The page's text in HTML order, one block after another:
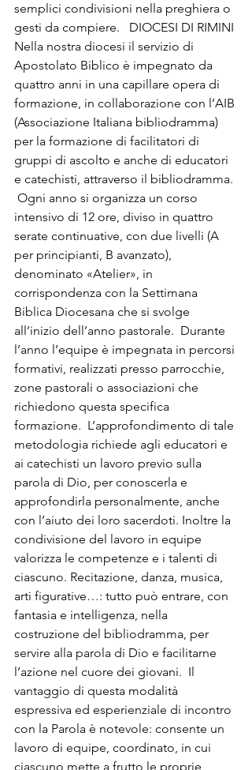
semplici condivisioni nella preghiera o
gesti da compiere.   DIOCESI DI RIMINI
Nella nostra diocesi il servizio di
Apostolato Biblico è impegnato da
quattro anni in una capillare opera di
formazione, in collaborazione con l’AIB
(Associazione Italiana bibliodramma)
per la formazione di facilitatori di
gruppi di ascolto e anche di educatori
e catechisti, attraverso il bibliodramma.
Ogni anno si organizza un corso
intensivo di 12 ore, diviso in quattro
serate continuative, con due livelli (A
per principianti, B avanzato),
denominato «Atelier», in
corrispondenza con la Settimana
Biblica Diocesana che si svolge
all’inizio dell’anno pastorale.  Durante
l’anno l’equipe è impegnata in percorsi
formativi, realizzati presso parrocchie,
zone pastorali o associazioni che
richiedono questa specifica
formazione.  L’approfondimento di tale
metodologia richiede agli educatori e
ai catechisti un lavoro previo sulla
parola di Dio, per conoscerla e
approfondirla personalmente, anche
con l’aiuto dei loro sacerdoti. Inoltre la
condivisione del lavoro in equipe
valorizza le competenze e i talenti di
ciascuno. Recitazione, danza, musica,
arti figurative…: tutto può entrare, con
fantasia e intelligenza, nella
costruzione del bibliodramma, per
servire alla parola di Dio e facilitarne
l’azione nel cuore dei giovani.  Il
vantaggio di questa modalità
espressiva ed esperienziale di incontro
con la Parola è notevole: consente un
lavoro di equipe, coordinato, in cui
ciascuno mette a frutto le proprie